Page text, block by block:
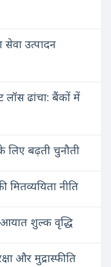
सेवा उत्पादन
लॉस ढांचा: बैंकों में
लिए बढ़ती चुनौती
मितव्ययिता नीति
आयात शुल्क वृद्धि
और मुद्रास्फीति